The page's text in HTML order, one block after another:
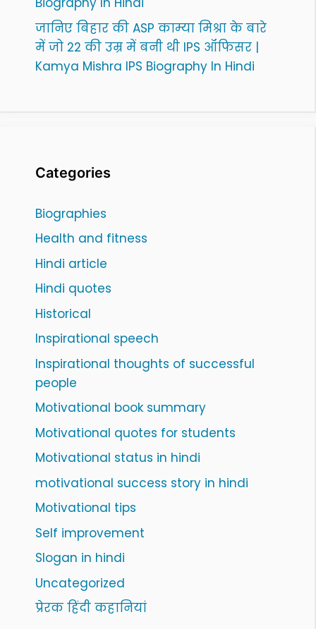
जानिए बिहार की ASP काम्या मिश्रा के बारे
में जो 22 की उम्र में बनी थी IPS ऑफिसर |
Kamya Mishra IPS Biography In Hindi
Categories
Biographies
Health and fitness
Hindi article
Hindi quotes
Historical
Inspirational speech
Inspirational thoughts of successful
people
Motivational book summary
Motivational quotes for students
Motivational status in hindi
motivational success story in hindi
Motivational tips
Self improvement
Slogan in hindi
Uncategorized
प्रेरक हिंदी कहानियां